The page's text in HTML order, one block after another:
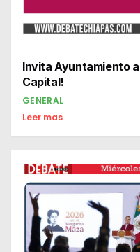
Invita Ayuntamiento
Capital!
GENERAL
Leer mas